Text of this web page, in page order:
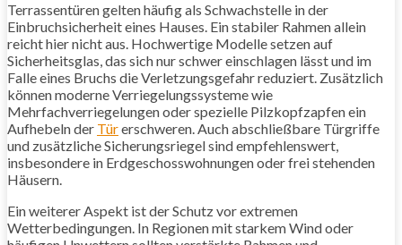
Terrassentüren gelten häufig als Schwachstelle in der
Einbruchsicherheit eines Hauses. Ein stabiler Rahmen allein
reicht hier nicht aus. Hochwertige Modelle setzen auf
Sicherheitsglas, das sich nur schwer einschlagen lässt und im
Falle eines Bruchs die Verletzungsgefahr reduziert. Zusätzlich
können moderne Verriegelungssysteme wie
Mehrfachverriegelungen oder spezielle Pilzkopfzapfen ein
Aufhebeln der Türerschweren. Auch abschließbare Türgriffe
und zusätzliche Sicherungsriegel sind empfehlenswert,
insbesondere in Erdgeschosswohnungen oder frei stehenden
Häusern.
Ein weiterer Aspekt ist der Schutz vor extremen
Wetterbedingungen. In Regionen mit starkem Wind oder